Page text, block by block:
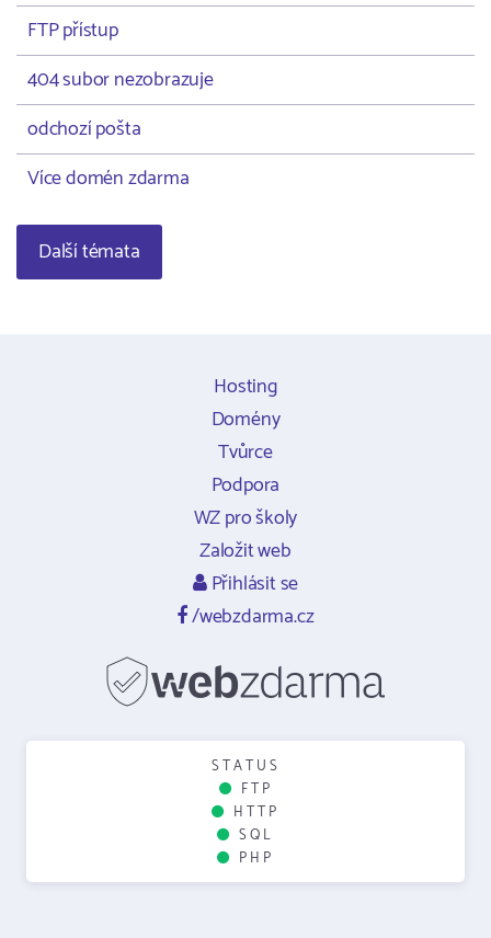
FTP přístup
404 subor nezobrazuje
odchozí pošta
Více domén zdarma
Další témata
Hosting
Domény
Tvůrce
Podpora
WZ pro školy
Založit web
Přihlásit se
/webzdarma.cz
STATUS
FTP
HTTP
SQL
PHP